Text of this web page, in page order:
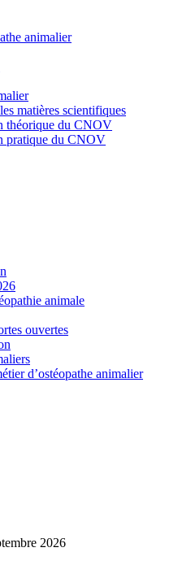
animalier
matières scientifiques
théorique du CNOV
pratique du CNOV
animale
ouvertes
d’ostéopathe animalier
2026